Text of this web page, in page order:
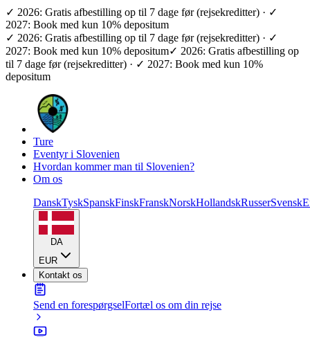
✓ 2026: Gratis afbestilling op til 7 dage før (rejsekreditter) · ✓
2027: Book med kun 10% depositum
✓ 2026: Gratis afbestilling op til 7 dage før (rejsekreditter) · ✓
2027: Book med kun 10% depositum✓ 2026: Gratis afbestilling op
til 7 dage før (rejsekreditter) · ✓ 2027: Book med kun 10%
depositum
Ture
Eventyr i Slovenien
Hvordan kommer man til Slovenien?
Om os
DanskTyskSpanskFinskFranskNorskHollandskRusserSvensk
DA
EUR
Kontakt os
Send en forespørgselFortæl os om din rejse